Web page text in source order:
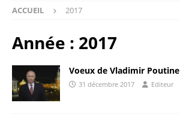
ACCUEIL 2017
Année : 2017
Voeux de Vladimir Poutine
31 décembre 2017 Editeur